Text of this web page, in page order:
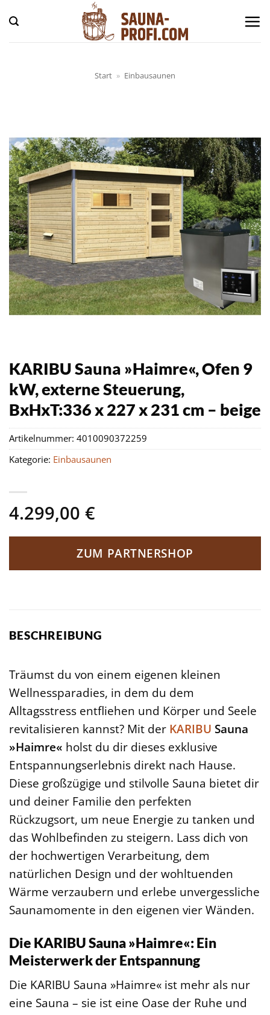
Inhalt
springen
Start » Einbausaunen
KARIBU Sauna »Haimre«, Ofen 9
kW, externe Steuerung,
BxHxT:336 x 227 x 231 cm – beige
4.299,00 €
ZUM PARTNERSHOP
Artikelnummer: 4010090372259
Kategorie: Einbausaunen
BESCHREIBUNG
Träumst du von einem eigenen kleinen
Wellnessparadies, in dem du dem
Alltagsstress entfliehen und Körper und Seele
revitalisieren kannst? Mit der KARIBU Sauna
»Haimre« holst du dir dieses exklusive
Entspannungserlebnis direkt nach Hause.
Diese großzügige und stilvolle Sauna bietet dir
und deiner Familie den perfekten
Rückzugsort, um neue Energie zu tanken und
das Wohlbefinden zu steigern. Lass dich von
der hochwertigen Verarbeitung, dem
natürlichen Design und der wohltuenden
Wärme verzaubern und erlebe unvergessliche
Saunamomente in den eigenen vier Wänden.
Die KARIBU Sauna »Haimre«: Ein
Meisterwerk der Entspannung
Die KARIBU Sauna »Haimre« ist mehr als nur
eine Sauna – sie ist eine Oase der Ruhe und